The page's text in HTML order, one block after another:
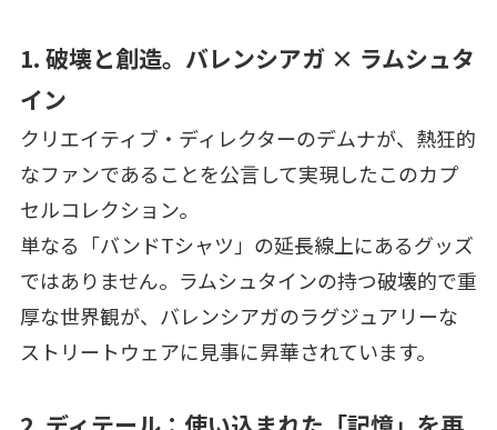
1. 破壊と創造。バレンシアガ × ラムシュタ
イン
クリエイティブ・ディレクターのデムナが、熱狂的
なファンであることを公言して実現したこのカプ
セルコレクション。
単なる「バンドTシャツ」の延長線上にあるグッズ
ではありません。ラムシュタインの持つ破壊的で重
厚な世界観が、バレンシアガのラグジュアリーな
ストリートウェアに見事に昇華されています。